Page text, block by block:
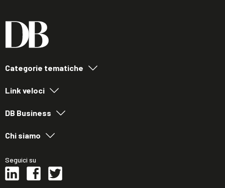
Categorie tematiche
Link veloci
DB Business
Chi siamo
Seguici su